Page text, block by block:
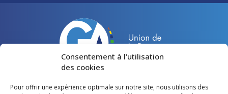
Consentement à l'utilisation
des cookies
Pour offrir une expérience optimale sur notre site, nous utilisons des